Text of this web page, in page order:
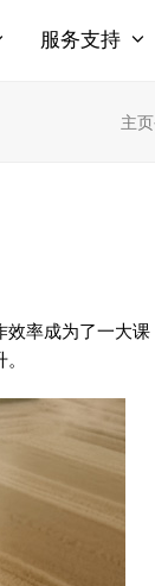
服务支持
主页
效率成为了一大课